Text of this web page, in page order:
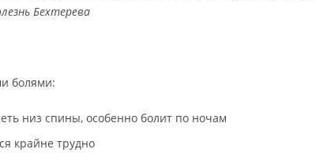
Бехтерева
болями:
низ спины, особенно болит по ночам
крайне трудно